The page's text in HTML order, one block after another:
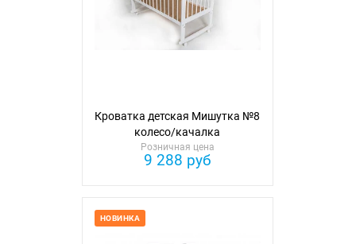
Кроватка детская Мишутка №8
колесо/качалка
Розничная цена
9 288 руб
НОВИНКА